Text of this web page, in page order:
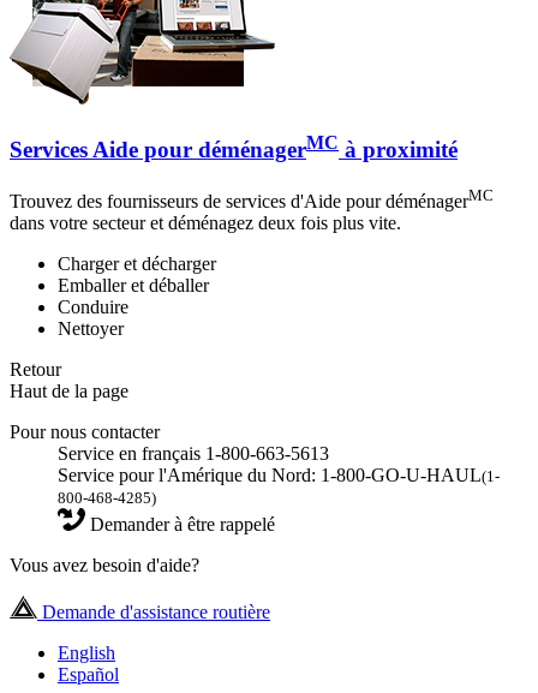
Services Aide pour déménagerMC à proximité
Trouvez des fournisseurs de services d'Aide pour déménagerMC
dans votre secteur et déménagez deux fois plus vite.
Charger et décharger
Emballer et déballer
Conduire
Nettoyer
Retour
Haut de la page
Pour nous contacter
Service en français 1-800-663-5613
Service pour l'Amérique du Nord: 1-800-GO-U-HAUL(1-
800-468-4285)
Demander à être rappelé
Vous avez besoin d'aide?
Demande d'assistance routière
English
Español